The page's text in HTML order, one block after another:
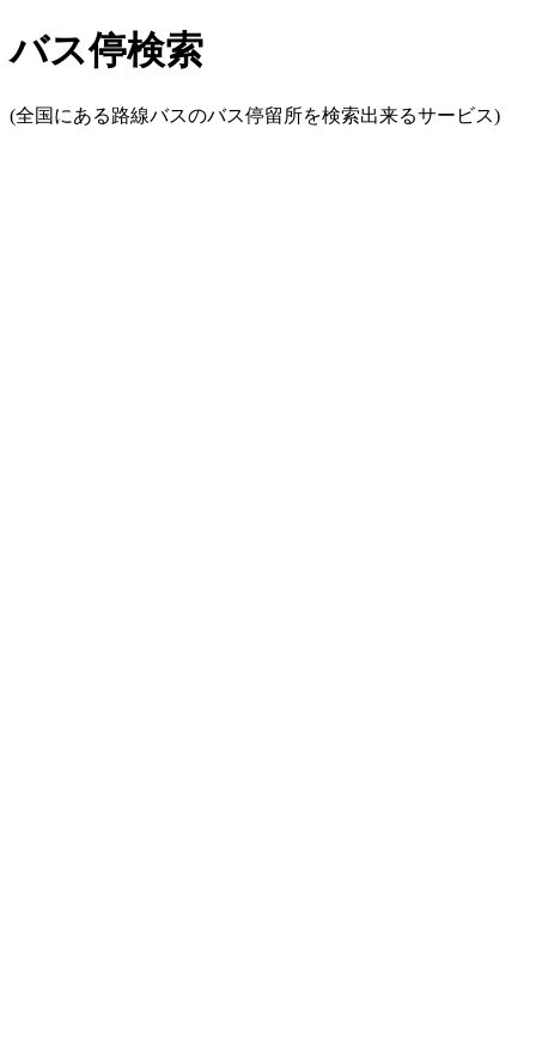
バス停検索
(全国にある路線バスのバス停留所を検索出来るサービス)